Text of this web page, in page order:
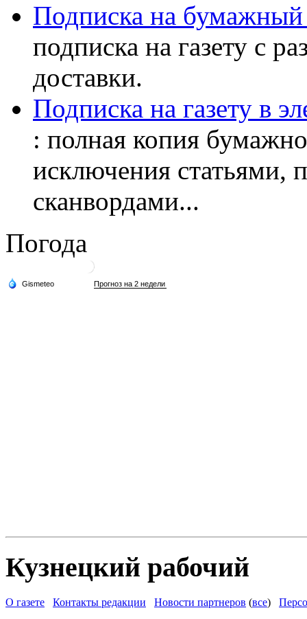
Подписка на бумажный
подписка на газету с
доставки.
Подписка на газету в
: полная копия
исключения статьями,
сканвордами...
Погода
Кузнецкий рабочий
О газете Контакты редакции Новости партнеров (все)